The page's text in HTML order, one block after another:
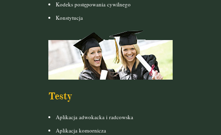
Kodeks postępowania cywilnego
Konstytucja
Testy
Aplikacja adwokacka i radcowska
Aplikacja komornicza